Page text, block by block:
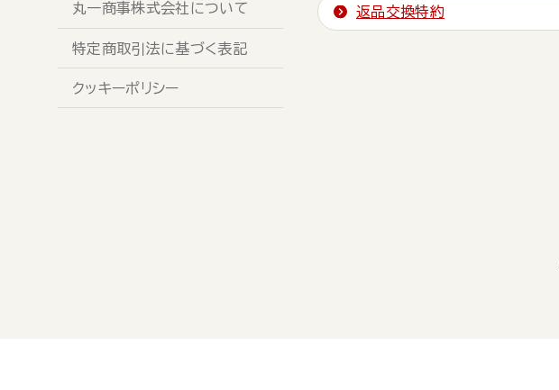
丸一商事株式会社について
特定商取引法に基づく表記
クッキーポリシー
返品交換特約